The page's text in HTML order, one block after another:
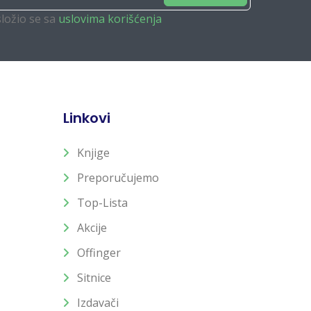
se sa uslovima korišćenja
Linkovi
Knjige
Preporučujemo
Top-Lista
Akcije
Offinger
Sitnice
Izdavači